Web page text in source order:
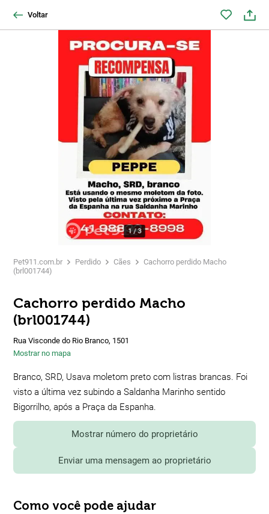
Voltar
1/3
Pet911.com.br Perdido Cães
Cachorro perdido Macho
(brl001744)
Cachorro perdido Macho
(brl001744)
Rua Visconde do Rio Branco, 1501
Mostrar no mapa
Branco, SRD, Usava moletom preto com listras brancas. Foi
visto a última vez subindo a Saldanha Marinho sentido
Bigorrilho, após a Praça da Espanha.
Mostrar número do proprietário
Enviar uma mensagem ao proprietário
Como você pode ajudar